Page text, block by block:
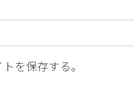
を保存する。